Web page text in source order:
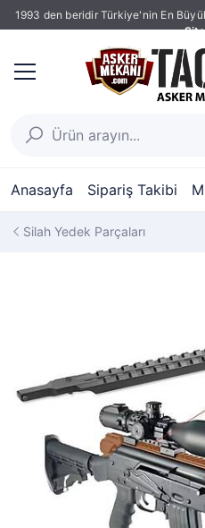
1993 den beridir Türkiye'nin En
Anasayfa Sipariş Takibi
Silah Yedek Parçaları